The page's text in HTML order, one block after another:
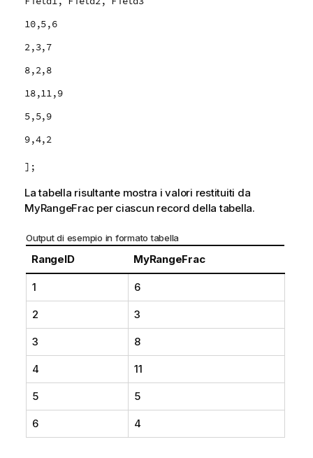
10,5,6
2,3,7
8,2,8
18,11,9
5,5,9
9,4,2
];
La tabella risultante mostra i valori restituiti da
MyRangeFrac per ciascun record della tabella.
Output di esempio in formato tabella
RangeID MyRangeFrac
1 6
2 3
3 8
4 11
5 5
6 4